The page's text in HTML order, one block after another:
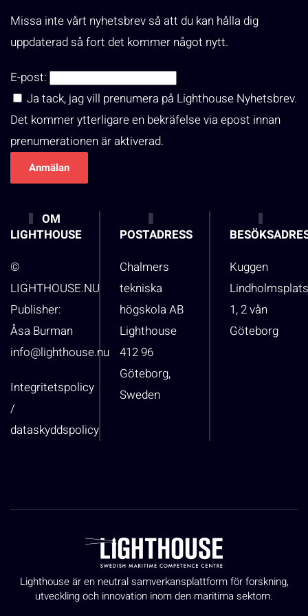
Missa inte vårt nyhetsbrev så att du kan hålla dig
uppdaterad så fort det kommer något nytt.
E-post:
Ja tack, jag vill prenumera på Lighthouse Nyhetsbrev.
Det kommer ytterligare en bekräfelse via epost innan
prenumerationen är aktiverad.
OM
LIGHTHOUSE
©
LIGHTHOUSE.NU
Publisher:
Åsa Burman
info@lighthouse.nu
Integritetspolicy
/
dataskyddspolicy
POSTADRESS
Chalmers
tekniska
högskola AB
Lighthouse
412 96
Göteborg,
Sweden
Kuggen
1, 2 vån
Göteborg
Lighthouse är en neutral samverkansplattform för forskning,
utveckling och innovation inom den maritima sektorn.